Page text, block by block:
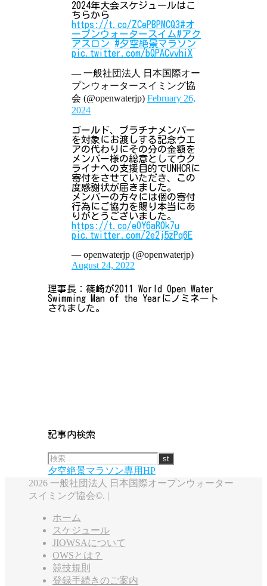
2024年大会スケジュールはこ
ちらから
https://t.co/ZCePBPMCQ3#オ
ープンウォータースイム#アク
アスロン
#夕空絶景マラソン
pic.twitter.com/bQPACvvhiX
— 一般社団法人 日本国際オー
プンウォータースイミング協
会 (@openwaterjp) February 26,
2024
ゴールド、プラチナメンバー
を対象にお渡しする記念ウエ
アの代わりにその分の金額を
メンバー様の総意としてウク
ライナへの支援目的でUNHCRに
寄付をさせていただき、この
度感謝状が届きました。
メンバーの方々には個の寄付
行為にご協力を賜り本当にあ
りがとうございました。
https://t.co/eOY6aR0k7u
pic.twitter.com/2e2j5zPq6E
— openwaterjp (@openwaterjp)
August 24, 2022
理事長：篠崎が2011 World Open Water
Swimming Man of the Yearにノミネート
されました。
記事内検索
夕空絶景マラソン専用HP
2026 一般社団法人 日本国際オープンウォーター
スイミング協会©. |
ホーム
スケジュール
JIOWSAについて
OWSとは？
競技規則
登録手続きのご案内